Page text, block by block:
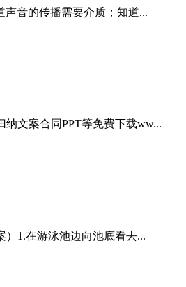
音的传播需要介质；知道...
文案合同PPT等免费下载ww...
）1.在游泳池边向池底看去...